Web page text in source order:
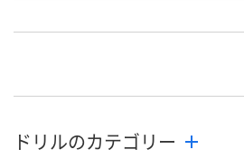
カゴへ
ドリルのカテゴリー